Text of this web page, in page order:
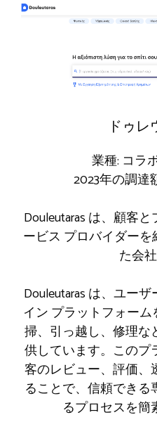
ドゥ
業種: コラ
2023年の調達
Douleutaras は、顧客
ービス プロバイダー
た会
Douleutaras は、ユー
イン プラットフォー
掃、引っ越し、修理
供しています。この
客のレビュー、評価
ることで、信頼でき
るプロセスを簡